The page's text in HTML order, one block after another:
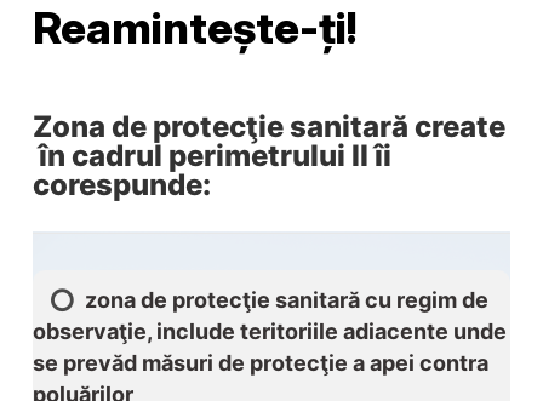
Reamintește-ți!